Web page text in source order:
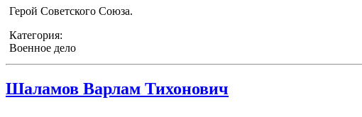
Герой Советского Союза.
Категория:
Военное дело
Шаламов Варлам Тихонович